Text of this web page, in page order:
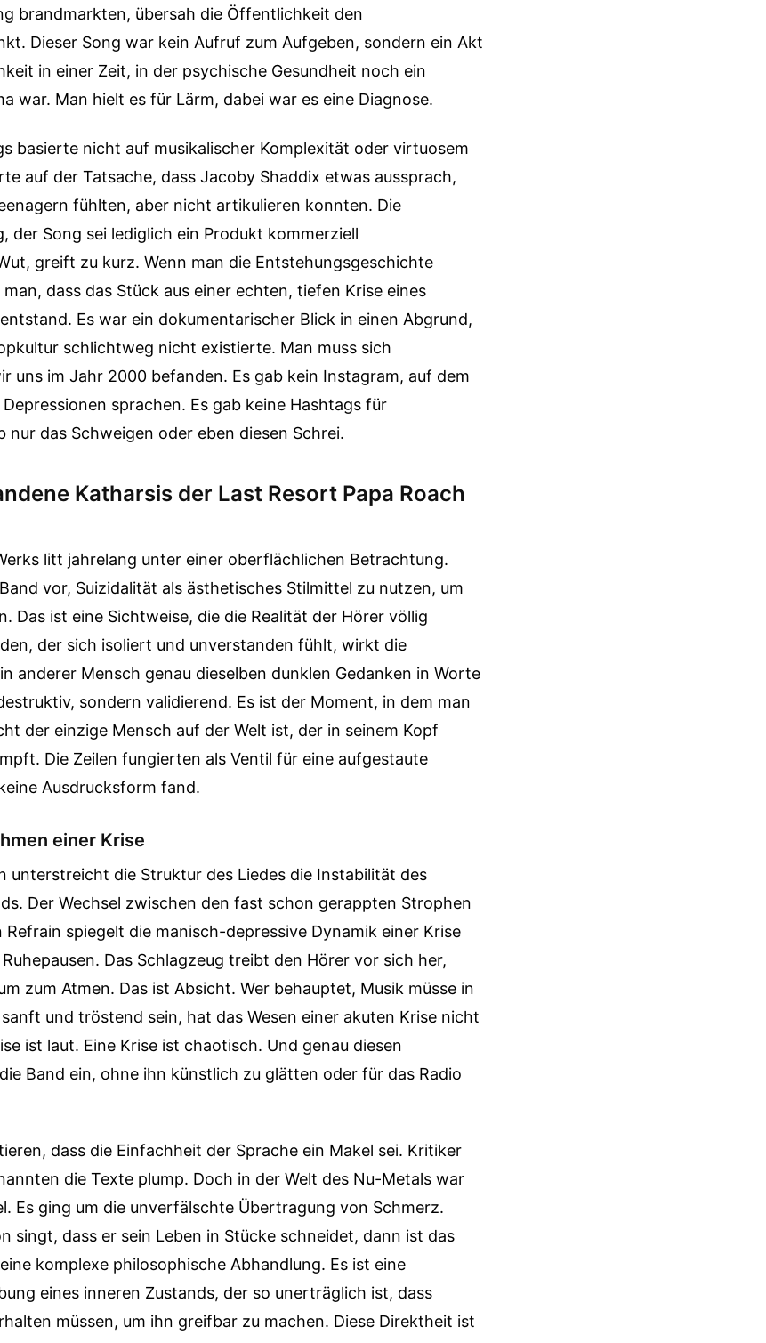
brandmarkten, übersah die Öffentlichkeit den
Dieser Song war kein Aufruf zum Aufgeben, sondern ein Akt
in einer Zeit, in der psychische Gesundheit noch ein
war. Man hielt es für Lärm, dabei war es eine Diagnose.
basierte nicht auf musikalischer Komplexität oder virtuosem
auf der Tatsache, dass Jacoby Shaddix etwas aussprach,
fühlten, aber nicht artikulieren konnten. Die
der Song sei lediglich ein Produkt kommerziell
greift zu kurz. Wenn man die Entstehungsgeschichte
dass das Stück aus einer echten, tiefen Krise eines
Es war ein dokumentarischer Blick in einen Abgrund,
schlichtweg nicht existierte. Man muss sich
uns im Jahr 2000 befanden. Es gab kein Instagram, auf dem
sprachen. Es gab keine Hashtags für
nur das Schweigen oder eben diesen Schrei.
Katharsis der Last Resort Papa Roach
litt jahrelang unter einer oberflächlichen Betrachtung.
vor, Suizidalität als ästhetisches Stilmittel zu nutzen, um
Das ist eine Sichtweise, die die Realität der Hörer völlig
der sich isoliert und unverstanden fühlt, wirkt die
anderer Mensch genau dieselben dunklen Gedanken in Worte
sondern validierend. Es ist der Moment, in dem man
der einzige Mensch auf der Welt ist, der in seinem Kopf
Die Zeilen fungierten als Ventil für eine aufgestaute
Ausdrucksform fand.
einer Krise
unterstreicht die Struktur des Liedes die Instabilität des
Der Wechsel zwischen den fast schon gerappten Strophen
Refrain spiegelt die manisch-depressive Dynamik einer Krise
Das Schlagzeug treibt den Hörer vor sich her,
zum Atmen. Das ist Absicht. Wer behauptet, Musik müsse in
und tröstend sein, hat das Wesen einer akuten Krise nicht
ist laut. Eine Krise ist chaotisch. Und genau diesen
Band ein, ohne ihn künstlich zu glätten oder für das Radio
dass die Einfachheit der Sprache ein Makel sei. Kritiker
die Texte plump. Doch in der Welt des Nu-Metals war
Es ging um die unverfälschte Übertragung von Schmerz.
singt, dass er sein Leben in Stücke schneidet, dann ist das
komplexe philosophische Abhandlung. Es ist eine
eines inneren Zustands, der so unerträglich ist, dass
müssen, um ihn greifbar zu machen. Diese Direktheit ist